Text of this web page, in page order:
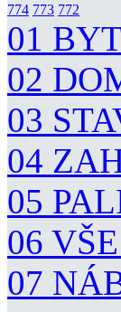
774 773 772
01
02
03
04
05
06
07